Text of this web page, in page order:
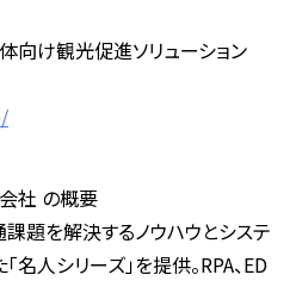
向け観光促進ソリューション
社 の概要
題を解決するノウハウとシステ
名人シリーズ」を提供。RPA、ED